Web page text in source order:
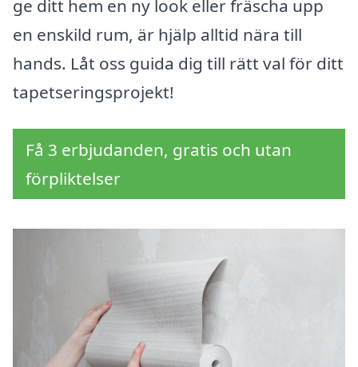
ge ditt hem en ny look eller fräscha upp
en enskild rum, är hjälp alltid nära till
hands. Låt oss guida dig till rätt val för ditt
tapetseringsprojekt!
Få 3 erbjudanden, gratis och utan
förpliktelser